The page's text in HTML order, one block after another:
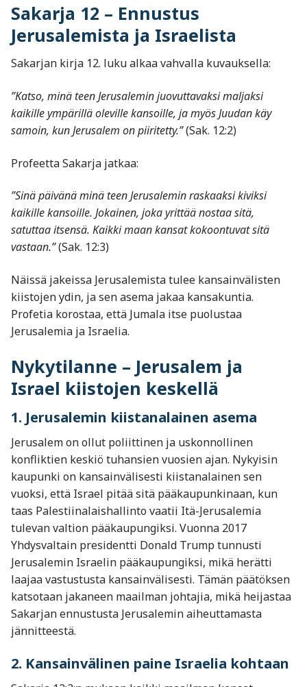
Sakarja 12 – Ennustus
Jerusalemista ja Israelista
Sakarjan kirja 12. luku alkaa vahvalla kuvauksella:
”Katso, minä teen Jerusalemin juovuttavaksi maljaksi
kaikille ympärillä oleville kansoille, ja myös Juudan käy
samoin, kun Jerusalem on piiritetty.”(Sak. 12:2)
Profeetta Sakarja jatkaa:
”Sinä päivänä minä teen Jerusalemin raskaaksi kiviksi
kaikille kansoille. Jokainen, joka yrittää nostaa sitä,
satuttaa itsensä. Kaikki maan kansat kokoontuvat sitä
vastaan.”(Sak. 12:3)
Näissä jakeissa Jerusalemista tulee kansainvälisten
kiistojen ydin, ja sen asema jakaa kansakuntia.
Profetia korostaa, että Jumala itse puolustaa
Jerusalemia ja Israelia.
Nykytilanne – Jerusalem ja
Israel kiistojen keskellä
1. Jerusalemin kiistanalainen asema
Jerusalem on ollut poliittinen ja uskonnollinen
konfliktien keskiö tuhansien vuosien ajan. Nykyisin
kaupunki on kansainvälisesti kiistanalainen sen
vuoksi, että Israel pitää sitä pääkaupunkinaan, kun
taas Palestiinalaishallinto vaatii Itä-Jerusalemia
tulevan valtion pääkaupungiksi. Vuonna 2017
Yhdysvaltain presidentti Donald Trump tunnusti
Jerusalemin Israelin pääkaupungiksi, mikä herätti
laajaa vastustusta kansainvälisesti. Tämän päätöksen
katsotaan jakaneen maailman johtajia, mikä heijastaa
Sakarjan ennustusta Jerusalemin aiheuttamasta
jännitteestä.
2. Kansainvälinen paine Israelia kohtaan